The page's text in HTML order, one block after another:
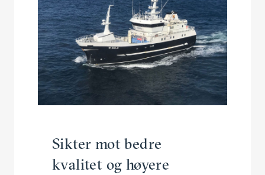
Sikter mot bedre
kvalitet og høyere